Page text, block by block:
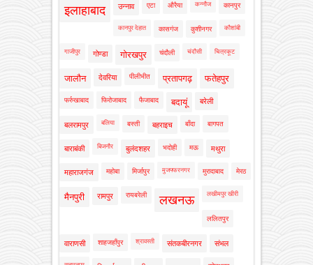
इलाहाबाद उन्नाव एटा औरैया कन्नौज कानपुर
कानपुर देहात कासगंज कुशीनगर कौशांबी
गाजीपुर गोण्डा गोरखपुर चंदौली चंदौसी चित्रकूट
जालौन देवरिया पीलीभीत प्रतापगढ़ फतेहपुर
फर्रुखाबाद फिरोजाबाद फैजाबाद बदायूं बरेली
बलरामपुर बलिया बस्ती बहराइच बाँदा बागपत
बाराबंकी बिजनौर बुलंदशहर भदोही मऊ मथुरा
महाराजगंज महोबा मिर्जापुर मुजफ्फरनगर मुरादाबाद मेरठ
मैनपुरी रामपुर रायबरेली लखनऊ लखीमपुर खीरी
ललितपुर
वाराणसी शाहजहाँपुर श्रावस्ती संतकबीरनगर संभल